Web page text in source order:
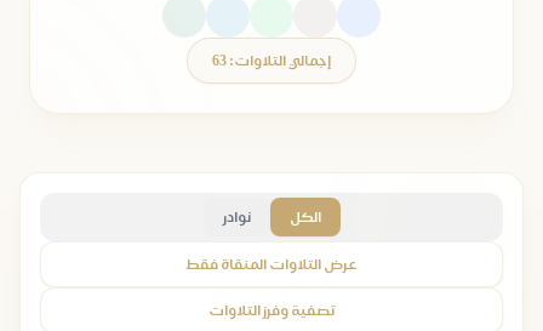
إجمالي التلاوات: 63
الكل نوادر
عرض التلاوات المنقاة فقط
تصفية وفرز التلاوات